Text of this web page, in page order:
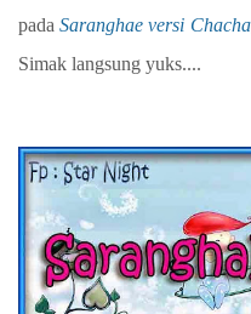
padaSaranghae versi Chacha
Simak langsung yuks....